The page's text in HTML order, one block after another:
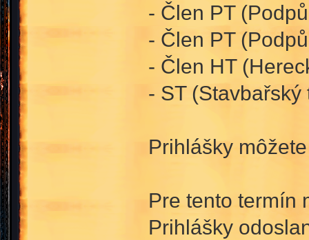
- Člen PT
- Člen PT
- Člen HT
- ST (Stavbařský
Prihlášky
Pre tento termín
Prihlášky